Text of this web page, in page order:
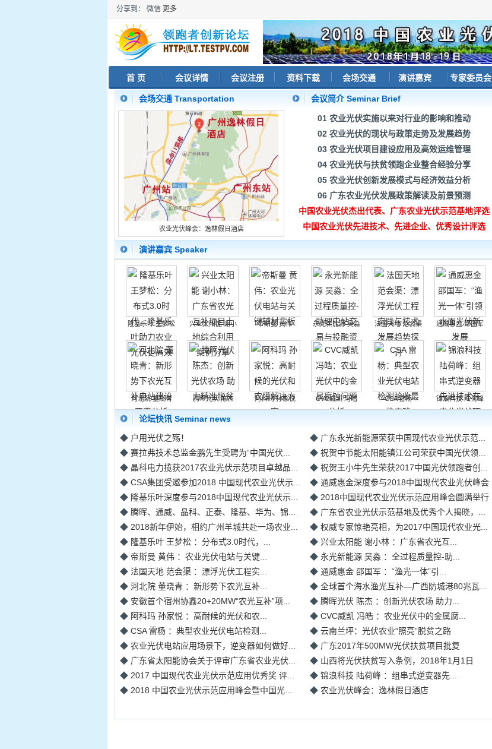
分享到： 微信 更多
首 页 会议详情 会议注册 资料下载 会场交通 演讲嘉宾 专家委员会
会场交通 Transportation 会议简介 Seminar Brief
农业光伏峰会：逸林假日酒店
01 农业光伏实施以来对行业的影响和推动
02 农业光伏的现状与政策走势及发展趋势
03 农业光伏项目建设应用及高效运维管理
04 农业光伏与扶贫领跑企业整合经验分享
05 农业光伏创新发展模式与经济效益分析
06 广东农业光伏发展政策解读及前景预测
中国农业光伏杰出代表、广东农业光伏示范基地评选
中国农业光伏先进技术、先进企业、优秀设计评选
演讲嘉宾 Speaker
隆基乐叶 王梦松 兴业太阳能 谢小 帝斯曼 黄伟 永光新能源 吴淼 法国天地 范会渠 通威惠金 邵国军
河北院 董晓青 腾晖光伏 陈杰 阿科玛 孙家悦 CVC威凯 冯皓 CSA 雷杨 锦浪科技 陆荷峰
论坛快讯 Seminar news
◆ 户用光伏之殇！ ◆ 广东永光新能源荣获中国现代农业光伏示范...
◆ 赛拉弗技术总监金鹏先生受聘为“中国光伏... ◆ 祝贺中节能太阳能镇江公司荣获中国光伏领...
◆ 晶科电力揽获2017农业光伏示范项目卓越品... ◆ 祝贺王小牛先生荣获2017中国光伏领跑者创...
◆ CSA集团受邀参加2018 中国现代农业光伏示... ◆ 通威惠金深度参与2018中国现代农业光伏峰会
◆ 隆基乐叶深度参与2018中国现代农业光伏示... ◆ 2018中国现代农业光伏示范应用峰会圆满举行
◆ 腾晖、通威、晶科、正泰、隆基、华为、锦... ◆ 广东省农业光伏示范基地及优秀个人揭晓，...
◆ 2018新年伊始，相约广州羊城共赴一场农业... ◆ 权威专家惊艳亮相，为2017中国现代农业光...
◆ 隆基乐叶 王梦松 ：分布式3.0时代，... ◆ 兴业太阳能 谢小林 ：广东省农光互...
◆ 帝斯曼 黄伟 ：农业光伏电站与关键... ◆ 永光新能源 吴淼 ：全过程质量控-助...
◆ 法国天地 范会渠 ：漂浮光伏工程实... ◆ 通威惠金 邵国军 ：“渔光一体”引...
◆ 河北院 董晓青 ：新形势下农光互补... ◆ 全球首个海水渔光互补—广西防城港80兆瓦...
◆ 安徽首个宿州协鑫20+20MW“农光互补”项... ◆ 腾晖光伏 陈杰 ：创新光伏农场 助力...
◆ 阿科玛 孙家悦 ：高耐候的光伏和农... ◆ CVC威凯 冯皓 ：农业光伏中的金属腐...
◆ CSA 雷杨 ：典型农业光伏电站检测... ◆ 云南兰坪：光伏农业“照亮”脱贫之路
◆ 农业光伏电站应用场景下，逆变器如何做好... ◆ 广东2017年500MW光伏扶贫项目批复
◆ 广东省太阳能协会关于评审广东省农业光伏... ◆ 山西将光伏扶贫写入条例，2018年1月1日
◆ 2017 中国现代农业光伏示范应用优秀奖 评... ◆ 锦浪科技 陆荷峰 ：组串式逆变器先...
◆ 2018 中国农业光伏示范应用峰会暨中国光... ◆ 农业光伏峰会：逸林假日酒店